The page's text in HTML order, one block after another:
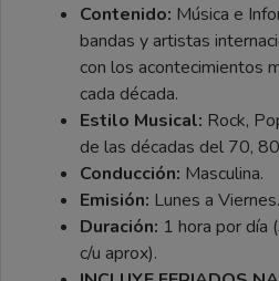
Contenido: Música e
bandas y artistas
con los acontecimientos
cada década.
Estilo Musical: Rock,
de las décadas del 70,
Conducción: Masculina.
Emisión: Lunes a Viernes.
Duración: 1 hora por día
c/u aprox).